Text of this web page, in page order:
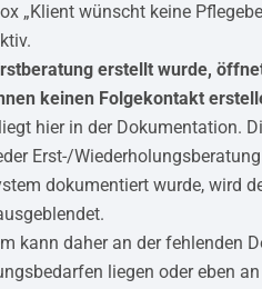
„Klient wünscht keine
erstellt wurde,
keinen Folgekontakt
hier in der Dokumentation.
Erst-/
dokumentiert wurde, wird
kann daher an der fehlenden
liegen oder eben